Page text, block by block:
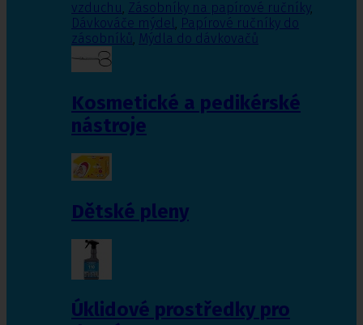
vzduchu, Zásobníky na papírové ručníky,
Dávkováče mýdel, Papírové ručníky do
zásobníků, Mýdla do dávkovačů
Kosmetické a pedikérské
nástroje
Dětské pleny
Úklidové prostředky pro